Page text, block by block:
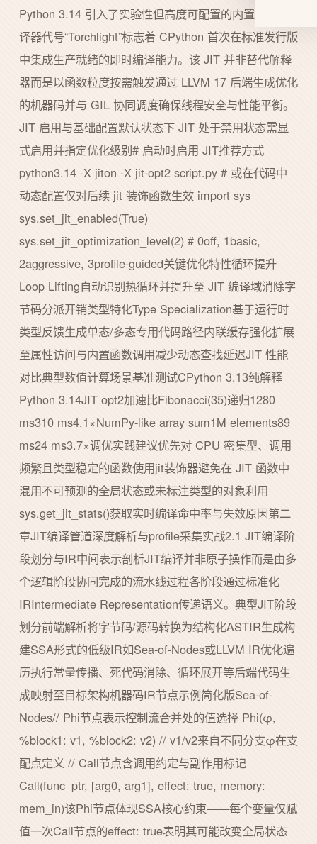
Python 3.14 引入了实验性但高度可配置的内置 JIT 编
译器代号“Torchlight”标志着 CPython 首次在标准发行版
中集成生产就绪的即时编译能力。该 JIT 并非替代解释
器而是以函数粒度按需触发通过 LLVM 17 后端生成优化
的机器码并与 GIL 协同调度确保线程安全与性能平衡。
JIT 启用与基础配置默认状态下 JIT 处于禁用状态需显
式启用并指定优化级别# 启动时启用 JIT推荐方式
python3.14 -X jiton -X jit-opt2 script.py # 或在代码中
动态配置仅对后续 jit 装饰函数生效 import sys
sys.set_jit_enabled(True)
sys.set_jit_optimization_level(2) # 0off, 1basic,
2aggressive, 3profile-guided关键优化特性循环提升
Loop Lifting自动识别热循环并提升至 JIT 编译域消除字
节码分派开销类型特化Type Specialization基于运行时
类型反馈生成单态/多态专用代码路径内联缓存强化扩展
至属性访问与内置函数调用减少动态查找延迟JIT 性能
对比典型数值计算场景基准测试CPython 3.13纯解释
Python 3.14JIT opt2加速比Fibonacci(35)递归1280
ms310 ms4.1×NumPy-like array sum1M elements89
ms24 ms3.7×调优实践建议优先对 CPU 密集型、调用
频繁且类型稳定的函数使用jit装饰器避免在 JIT 函数中
混用不可预测的全局状态或未标注类型的对象利用
sys.get_jit_stats()获取实时编译命中率与失效原因第二
章JIT编译管道深度解析与profile采集实战2.1 JIT编译阶
段划分与IR中间表示剖析JIT编译并非原子操作而是由多
个逻辑阶段协同完成的流水线过程各阶段通过标准化
IRIntermediate Representation传递语义。典型JIT阶段
划分前端解析将字节码/源码转换为结构化ASTIR生成构
建SSA形式的低级IR如Sea-of-Nodes或LLVM IR优化遍
历执行常量传播、死代码消除、循环展开等后端代码生
成映射至目标架构机器码IR节点示例简化版Sea-of-
Nodes// Phi节点表示控制流合并处的值选择 Phi(φ,
%block1: v1, %block2: v2) // v1/v2来自不同分支φ在支
配点定义 // Call节点含调用约定与副作用标记
Call(func_ptr, [arg0, arg1], effect: true, memory:
mem_in)该Phi节点体现SSA核心约束——每个变量仅赋
值一次Call节点的effect: true表明其可能改变全局状态